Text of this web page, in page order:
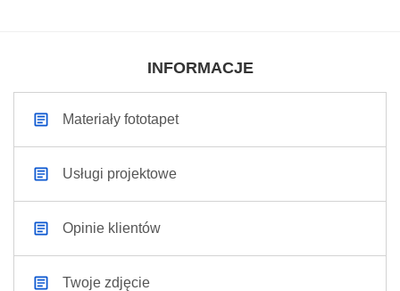
INFORMACJE
Materiały fototapet
Usługi projektowe
Opinie klientów
Twoje zdjęcie